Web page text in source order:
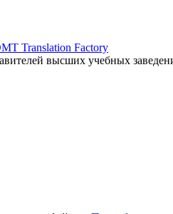
Translation Factory
высших учебных